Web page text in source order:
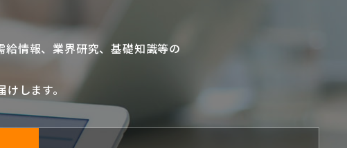
情報、業界研究、基礎知識等の
します。